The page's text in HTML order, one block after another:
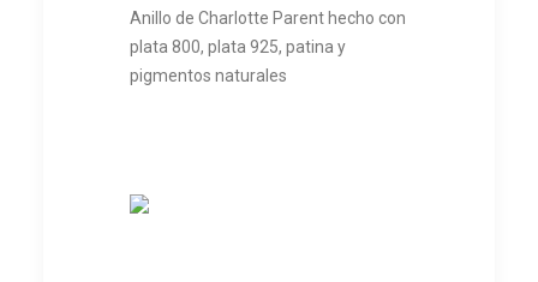
Anillo de Charlotte Parent hecho con
plata 800, plata 925, patina y
pigmentos naturales